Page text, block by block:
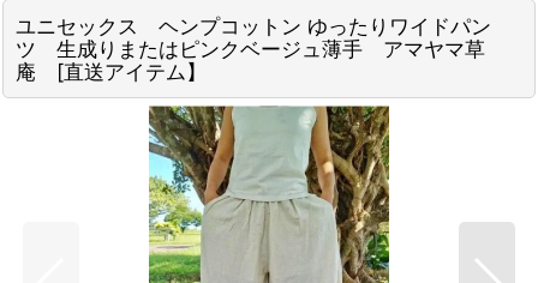
ユニセックス ヘンプコットン ゆったりワイドパン
ツ 生成りまたはピンクベージュ薄手 アマヤマ草
庵 [直送アイテム】